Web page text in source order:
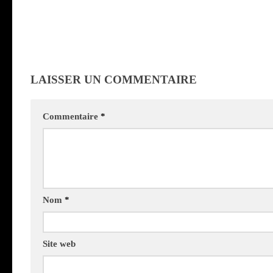
LAISSER UN COMMENTAIRE
Commentaire *
Nom *
Site web